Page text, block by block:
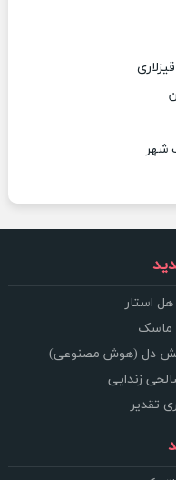
شهر
هل استار
ماسک
آتش دل (هوش مصنوعی)
زندایی
تقدیر